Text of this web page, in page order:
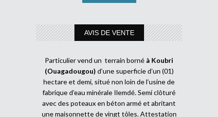
AVIS DE VENTE
Particulier vend un terrain borné à Koubri
(Ouagadougou) d’une superficie d’un (01)
hectare et demi, situé non loin de l’usine de
fabrique d’eau minérale Ilemdé. Semi clôturé
avec des poteaux en béton armé et abritant
une maisonnette de vingt tôles. Attestation